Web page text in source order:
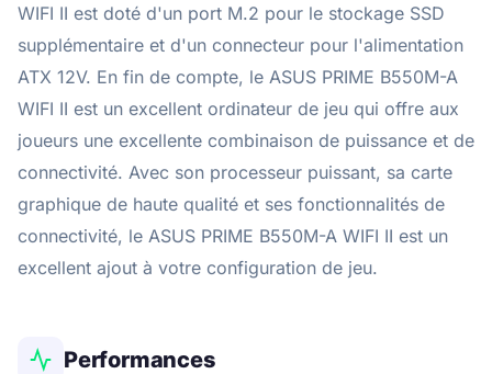
WIFI II est doté d'un port M.2 pour le stockage SSD
supplémentaire et d'un connecteur pour l'alimentation
ATX 12V. En fin de compte, le ASUS PRIME B550M-A
WIFI II est un excellent ordinateur de jeu qui offre aux
joueurs une excellente combinaison de puissance et de
connectivité. Avec son processeur puissant, sa carte
graphique de haute qualité et ses fonctionnalités de
connectivité, le ASUS PRIME B550M-A WIFI II est un
excellent ajout à votre configuration de jeu.
Performances